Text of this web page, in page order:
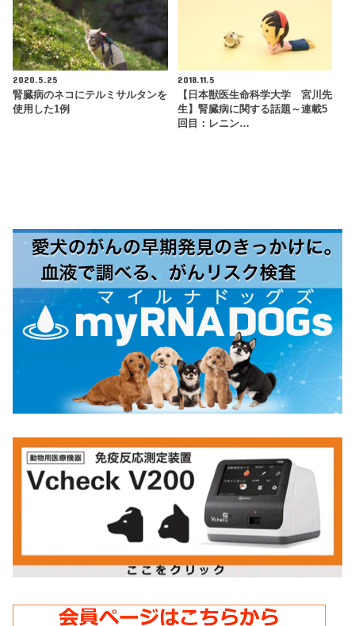
2020.5.25
腎臓病のネコにテルミサルタンを
使用した1例
2018.11.5
【日本獣医生命科学大学 宮川先
生】腎臓病に関する話題～連載5
回目：レニン…